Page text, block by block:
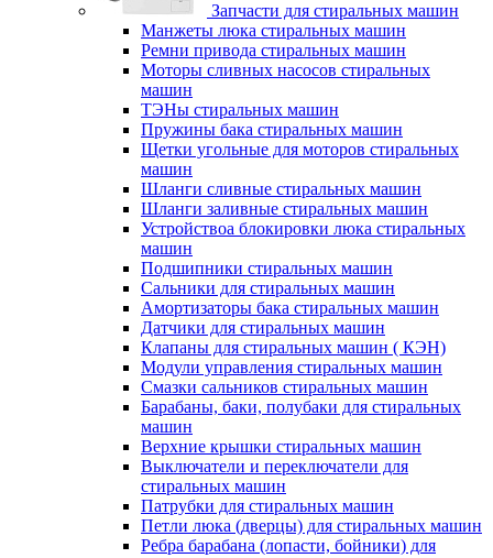
Запчасти для стиральных машин
Манжеты люка стиральных машин
Ремни привода стиральных машин
Моторы сливных насосов стиральных
машин
ТЭНы стиральных машин
Пружины бака стиральных машин
Щетки угольные для моторов стиральных
машин
Шланги сливные стиральных машин
Шланги заливные стиральных машин
Устройствоа блокировки люка стиральных
машин
Подшипники стиральных машин
Сальники для стиральных машин
Амортизаторы бака стиральных машин
Датчики для стиральных машин
Клапаны для стиральных машин ( КЭН)
Модули управления стиральных машин
Смазки сальников стиральных машин
Барабаны, баки, полубаки для стиральных
машин
Верхние крышки стиральных машин
Выключатели и переключатели для
стиральных машин
Патрубки для стиральных машин
Петли люка (дверцы) для стиральных машин
Ребра барабана (лопасти, бойники) для